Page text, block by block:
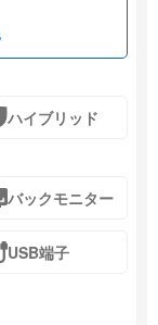
ハイブリッド
バックモニター
USB端子